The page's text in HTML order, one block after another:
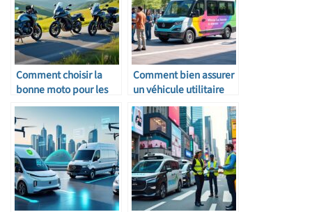
Comment choisir la
bonne moto pour les
longues distances
Comment bien assurer
un véhicule utilitaire
partagé